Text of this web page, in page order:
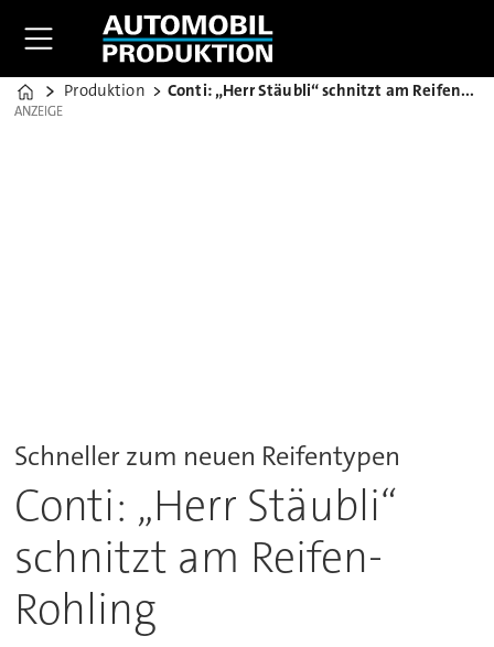
Home
Produktion Conti: „Herr Stäubli“ schnitzt am Reifen-Rohling
ANZEIGE
ANZEIGE
Schneller zum neuen Reifentypen
Conti: „Herr Stäubli“
schnitzt am Reifen-
Rohling